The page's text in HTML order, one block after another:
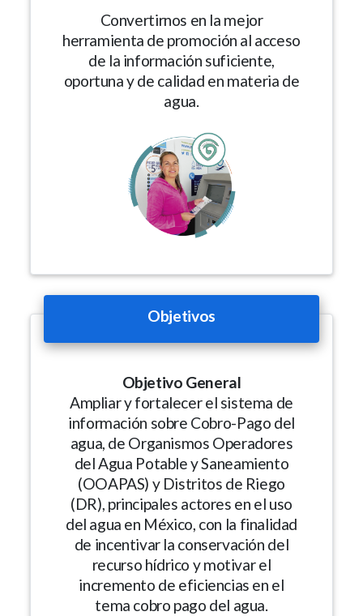
Convertirnos en la mejor
herramienta de promoción al acceso
de la información suficiente,
oportuna y de calidad en materia de
agua.
Objetivos
Objetivo General
Ampliar y fortalecer el sistema de
información sobre Cobro-Pago del
agua, de Organismos Operadores
del Agua Potable y Saneamiento
(OOAPAS) y Distritos de Riego
(DR), principales actores en el uso
del agua en México, con la finalidad
de incentivar la conservación del
recurso hídrico y motivar el
incremento de eficiencias en el
tema cobro pago del agua.